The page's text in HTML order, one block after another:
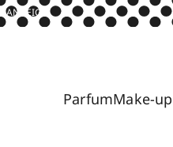
ANZEIGE
ParfumMake-up